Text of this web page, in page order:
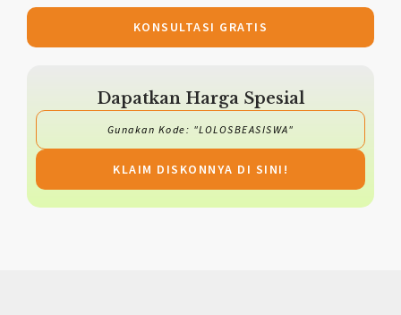
KONSULTASI GRATIS
Dapatkan Harga Spesial
Gunakan Kode: "LOLOSBEASISWA"
KLAIM DISKONNYA DI SINI!